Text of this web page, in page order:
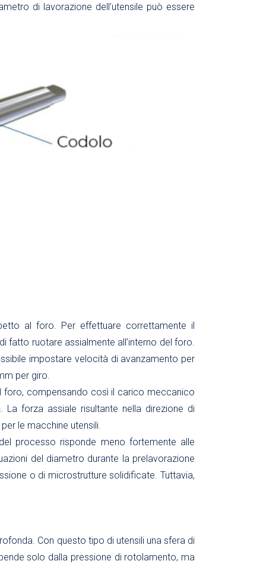
di lavorazione dell’utensile può essere
al foro. Per effettuare correttamente il
fatto ruotare assialmente all’interno del foro.
impostare velocità di avanzamento per
per giro.
foro, compensando così il carico meccanico
forza assiale risultante nella direzione di
le macchine utensili.
processo risponde meno fortemente alle
del diametro durante la prelavorazione
o di microstrutture solidificate. Tuttavia,
Con questo tipo di utensili una sfera di
solo dalla pressione di rotolamento, ma